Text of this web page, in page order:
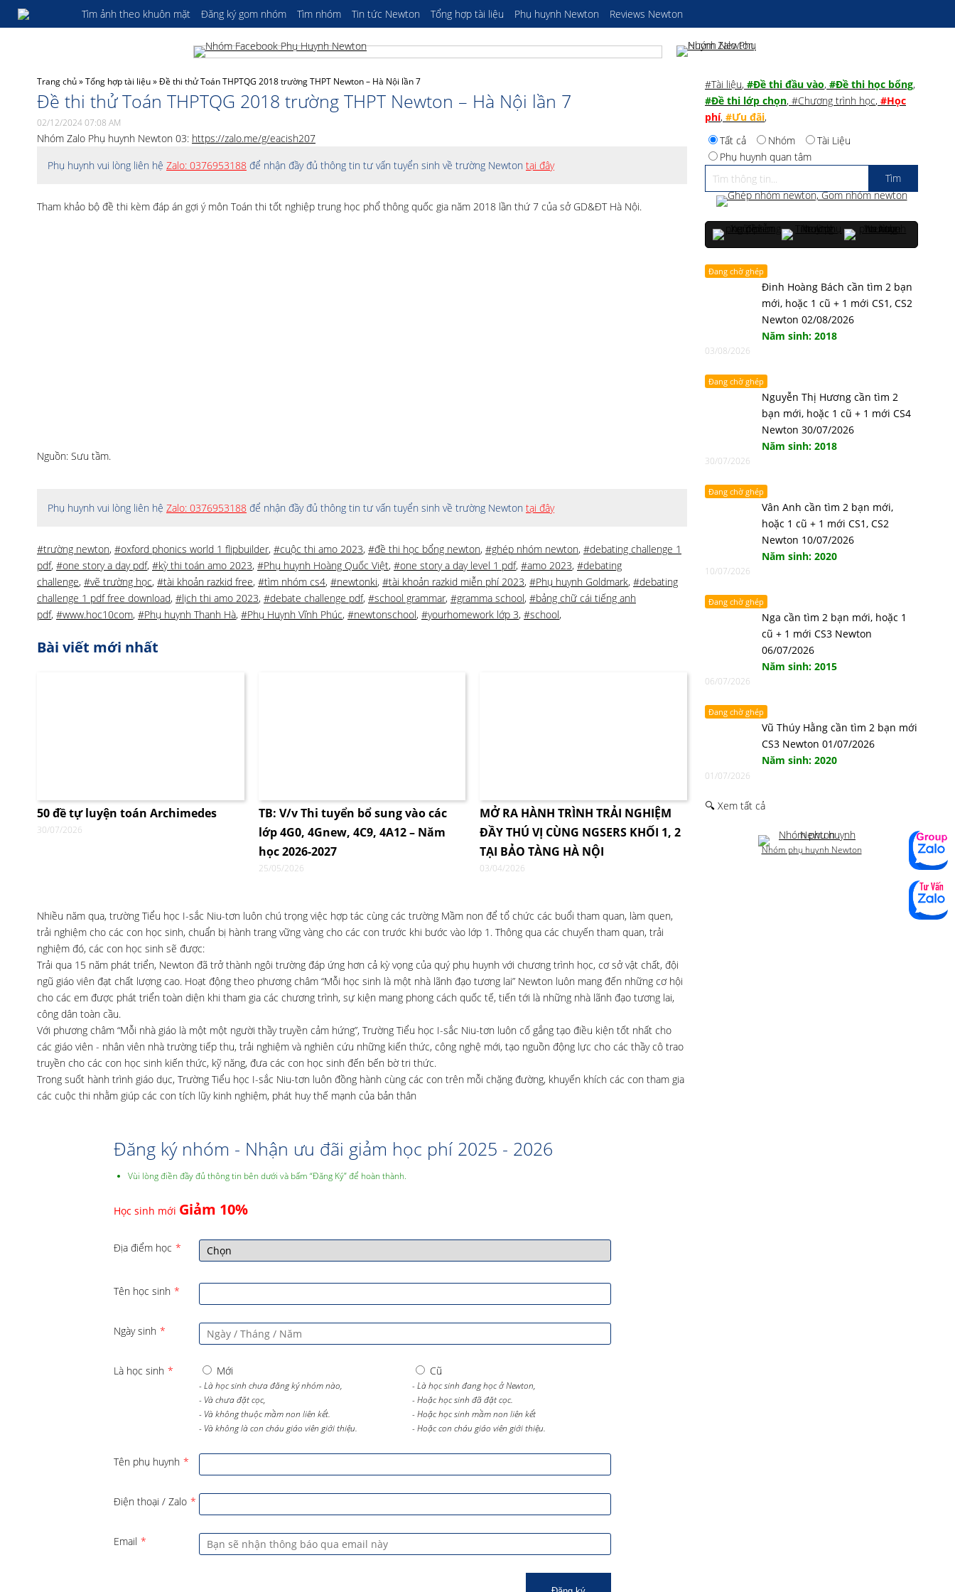
Tìm ảnh theo khuôn mặt Đăng ký gom nhóm Tìm nhóm Tin tức Newton Tổng hợp tài liệu Phụ huynh Newton Reviews Newton
Trang chủ»Tổng hợp tài liệu»Đề thi thử Toán THPTQG 2018 trường THPT Newton – Hà Nội lần 7
Đề thi thử Toán THPTQG 2018 trường THPT Newton – Hà Nội lần 7
02/12/2024 07:08 AM
Nhóm Zalo Phụ huynh Newton 03: https://zalo.me/g/eacish207
Phụ huynh vui lòng liên hệ Zalo: 0376953188 để nhận đầy đủ thông tin tư vấn tuyển sinh về trường Newton tại đây
Tham khảo bộ đề thi kèm đáp án gợi ý môn Toán thi tốt nghiệp trung học phổ thông quốc gia năm 2018 lần thứ 7 của sở GD&ĐT Hà Nội.
Nguồn: Sưu tầm.
Phụ huynh vui lòng liên hệ Zalo: 0376953188 để nhận đầy đủ thông tin tư vấn tuyển sinh về trường Newton tại đây
#trường newton, #oxford phonics world 1 flipbuilder, #cuộc thi amo 2023, #đề thi học bổng newton, #ghép nhóm newton, #debating challenge 1
pdf, #one story a day pdf, #kỳ thi toán amo 2023, #Phụ huynh Hoàng Quốc Việt, #one story a day level 1 pdf, #amo 2023, #debating
challenge, #vẽ trường học, #tài khoản razkid free, #tìm nhóm cs4, #newtonki, #tài khoản razkid miễn phí 2023, #Phụ huynh Goldmark, #debating
challenge 1 pdf free download, #lịch thi amo 2023, #debate challenge pdf, #school grammar, #gramma school, #bảng chữ cái tiếng anh
pdf, #www.hoc10com, #Phụ huynh Thanh Hà, #Phụ Huynh Vĩnh Phúc, #newtonschool, #yourhomework lớp 3, #school,
Bài viết mới nhất
50 đề tự luyện toán Archimedes
30/07/2026
TB: V/v Thi tuyển bổ sung vào các
lớp 4G0, 4Gnew, 4C9, 4A12 – Năm
học 2026-2027
25/05/2026
MỞ RA HÀNH TRÌNH TRẢI NGHIỆM
ĐẦY THÚ VỊ CÙNG NGSERS KHỐI 1, 2
TẠI BẢO TÀNG HÀ NỘI
03/04/2026
Nhiều năm qua, trường Tiểu học I-sắc Niu-tơn luôn chú trọng việc hợp tác cùng các trường Mầm non để tổ chức các buổi tham quan, làm quen,
trải nghiệm cho các con học sinh, chuẩn bị hành trang vững vàng cho các con trước khi bước vào lớp 1. Thông qua các chuyến tham quan, trải
nghiệm đó, các con học sinh sẽ được:
Trải qua 15 năm phát triển, Newton đã trở thành ngôi trường đáp ứng hơn cả kỳ vọng của quý phụ huynh với chương trình học, cơ sở vật chất, đội
ngũ giáo viên đạt chất lượng cao. Hoạt động theo phương châm “Mỗi học sinh là một nhà lãnh đạo tương lai” Newton luôn mang đến những cơ hội
cho các em được phát triển toàn diện khi tham gia các chương trình, sự kiện mang phong cách quốc tế, tiến tới là những nhà lãnh đạo tương lai,
công dân toàn cầu.
Với phương châm “Mỗi nhà giáo là một một người thầy truyền cảm hứng”, Trường Tiểu học I-sắc Niu-tơn luôn cố gắng tạo điều kiện tốt nhất cho
các giáo viên - nhân viên nhà trường tiếp thu, trải nghiệm và nghiên cứu những kiến thức, công nghệ mới, tạo nguồn động lực cho các thầy cô trao
truyền cho các con học sinh kiến thức, kỹ năng, đưa các con học sinh đến bến bờ tri thức.
Trong suốt hành trình giáo dục, Trường Tiểu học I-sắc Niu-tơn luôn đồng hành cùng các con trên mỗi chặng đường, khuyến khích các con tham gia
các cuộc thi nhằm giúp các con tích lũy kinh nghiệm, phát huy thế mạnh của bản thân
Đăng ký nhóm - Nhận ưu đãi giảm học phí 2025 - 2026
Vùi lòng điền đầy đủ thông tin bên dưới và bấm “Đăng Ký” để hoàn thành.
Học sinh mới Giảm 10%
Địa điểm học *
Tên học sinh *
Ngày sinh *
Là học sinh * Mới
- Là học sinh chưa đăng ký nhóm nào,
- Và chưa đặt cọc,
- Và không thuộc mầm non liên kết.
- Và không là con cháu giáo viên giới thiệu.
Cũ
- Là học sinh đang học ở Newton,
- Hoặc học sinh đã đặt cọc.
- Hoặc học sinh mầm non liên kết
- Hoặc con cháu giáo viên giới thiệu.
Tên phụ huynh *
Điện thoại / Zalo *
Email *
#Tài liệu, #Đề thi đầu vào, #Đề thi học bổng,
#Đề thi lớp chọn, #Chương trình học, #Học
phí, #Ưu đãi,
Tất cả
Nhóm
Tài Liệu
Phụ huynh quan tâm
Đang chờ ghép
Đinh Hoàng Bách cần tìm 2 bạn
mới, hoặc 1 cũ + 1 mới CS1, CS2
Newton 02/08/2026
Năm sinh: 2018
03/08/2026
Đang chờ ghép
Nguyễn Thị Hương cần tìm 2
bạn mới, hoặc 1 cũ + 1 mới CS4
Newton 30/07/2026
Năm sinh: 2018
30/07/2026
Đang chờ ghép
Vân Anh cần tìm 2 bạn mới,
hoặc 1 cũ + 1 mới CS1, CS2
Newton 10/07/2026
Năm sinh: 2020
10/07/2026
Đang chờ ghép
Nga cần tìm 2 bạn mới, hoặc 1
cũ + 1 mới CS3 Newton
06/07/2026
Năm sinh: 2015
06/07/2026
Đang chờ ghép
Vũ Thúy Hằng cần tìm 2 bạn mới
CS3 Newton 01/07/2026
Năm sinh: 2020
01/07/2026
🔍 Xem tất cả
Nhóm phụ huynh Newton